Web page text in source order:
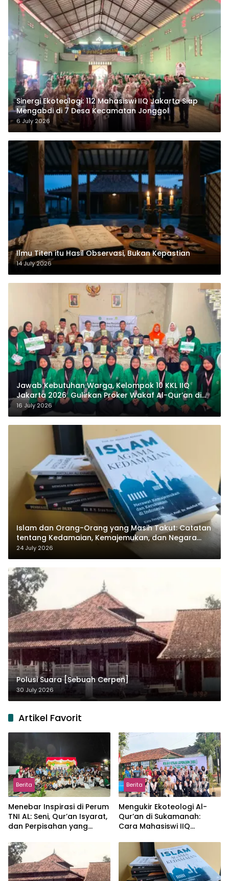
‎Sinergi Ekoteologi: 112 Mahasiswi IIQ Jakarta Siap
Mengabdi di 7 Desa Kecamatan Jonggol
6 July 2026
Ilmu Titen itu Hasil Observasi, Bukan Kepastian
14 July 2026
Jawab Kebutuhan Warga, Kelompok 10 KKL IIQ
Jakarta 2026 Gulirkan Proker Wakaf Al-Qur’an di
Sukamanah
16 July 2026
Islam dan Orang-Orang yang Masih Takut: Catatan
tentang Kedamaian, Kemajemukan, dan Negara
dalam Pemikiran Masykuri Abdillah
24 July 2026
Polusi Suara [Sebuah Cerpen]
30 July 2026
Artikel Favorit
Berita
Menebar Inspirasi di Perum
TNI AL: Seni, Qur’an Isyarat,
dan Perpisahan yang
Berita
Mengukir Ekoteologi Al-
Qur’an di Sukamanah:
Cara Mahasiswi IIQ
Jonggol